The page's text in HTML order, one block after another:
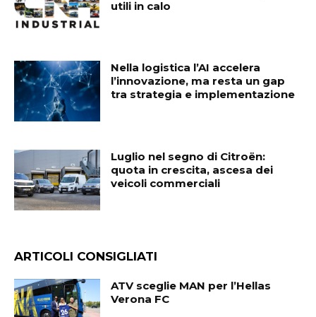
utili in calo
Nella logistica l’AI accelera
l’innovazione, ma resta un gap
tra strategia e implementazione
Luglio nel segno di Citroën:
quota in crescita, ascesa dei
veicoli commerciali
ARTICOLI CONSIGLIATI
ATV sceglie MAN per l’Hellas
Verona FC